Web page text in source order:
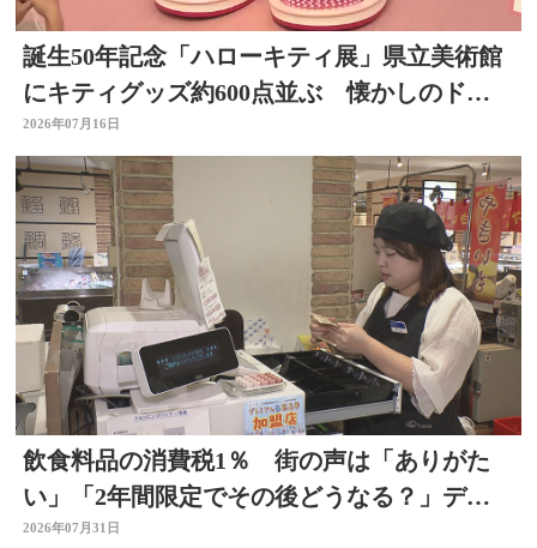
誕生50年記念「ハローキティ展」県立美術館
にキティグッズ約600点並ぶ 懐かしのドラ
イヤーなど 大分
2026年07月16日
飲食料品の消費税1％ 街の声は「ありがた
い」「2年間限定でその後どうなる？」デパ
ートの反応は 大分
2026年07月31日